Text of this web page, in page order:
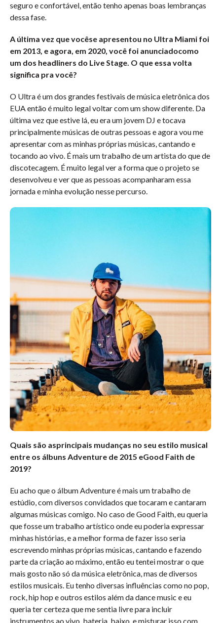
seguro e confortável, então tenho apenas boas lembranças
dessa fase.
A última vez que vocêse apresentou no Ultra Miami foi
em 2013, e agora, em 2020, você foi anunciadocomo
um dos headliners do Live Stage. O que essa volta
significa pra você?
O Ultra é um dos grandes festivais de música eletrônica dos
EUA então é muito legal voltar com um show diferente. Da
última vez que estive lá, eu era um jovem DJ e tocava
principalmente músicas de outras pessoas e agora vou me
apresentar com as minhas próprias músicas, cantando e
tocando ao vivo. É mais um trabalho de um artista do que de
discotecagem. É muito legal ver a forma que o projeto se
desenvolveu e ver que as pessoas acompanharam essa
jornada e minha evolução nesse percurso.
Quais são asprincipais mudanças no seu estilo musical
entre os álbuns Adventure de 2015 eGood Faith de
2019?
Eu acho que o álbum Adventure é mais um trabalho de
estúdio, com diversos convidados que tocaram e cantaram
algumas músicas comigo. No caso de Good Faith, eu queria
que fosse um trabalho artístico onde eu poderia expressar
minhas histórias, e a melhor forma de fazer isso seria
escrevendo minhas próprias músicas, cantando e fazendo
parte da criação ao máximo, então eu tentei mostrar o que
mais gosto não só da música eletrônica, mas de diversos
estilos musicais. Eu tenho diversas influências como no pop,
rock, hip hop e outros estilos além da dance music e eu
queria ter certeza que me sentia livre para incluir
instrumentos ao vivo, bateria, baixo, e misturar isso com